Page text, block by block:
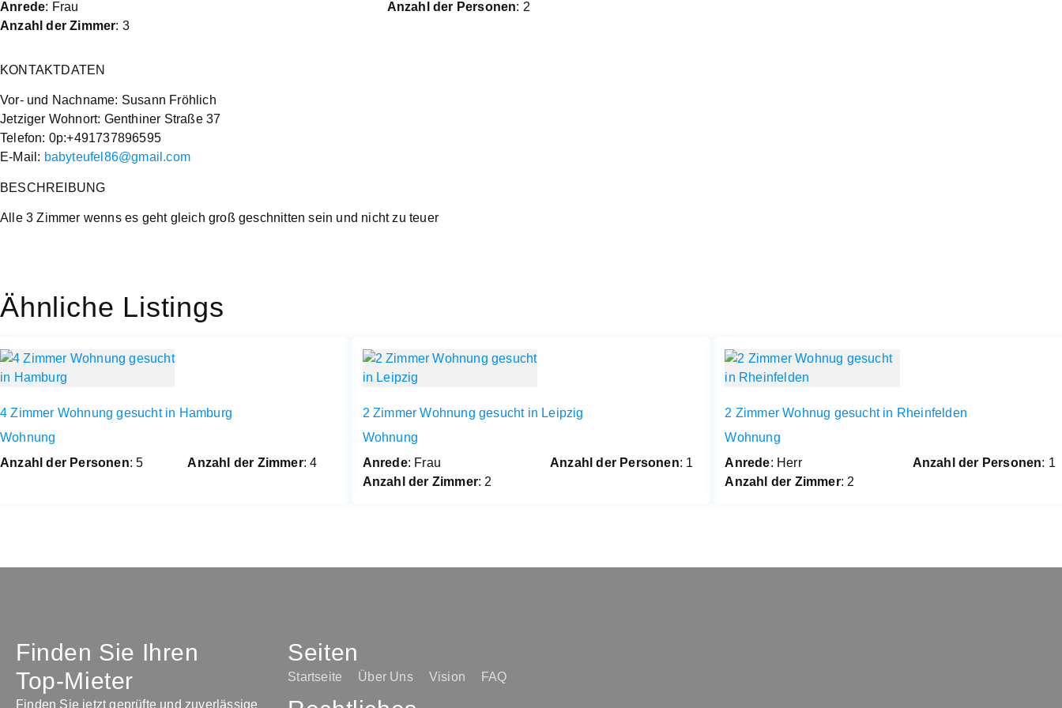
Anrede: Frau Anzahl der Personen: 2
Anzahl der Zimmer: 3
KONTAKTDATEN
Vor- und Nachname: Susann Fröhlich
Jetziger Wohnort: Genthiner Straße 37
Telefon: 0p:+491737896595
E-Mail: babyteufel86@gmail.com
BESCHREIBUNG
Alle 3 Zimmer wenns es geht gleich groß geschnitten sein und nicht zu teuer
Ähnliche Listings
4 Zimmer Wohnung gesucht in Hamburg
Wohnung
Anzahl der Personen: 5 Anzahl der Zimmer: 4
2 Zimmer Wohnung gesucht in Leipzig
Wohnung
Anrede: Frau Anzahl der Personen: 1
Anzahl der Zimmer: 2
2 Zimmer Wohnug gesucht in Rheinfelden
Wohnung
Anrede: Herr Anzahl der Personen: 1
Anzahl der Zimmer: 2
Finden Sie Ihren
Top-Mieter
Finden Sie jetzt geprüfte und zuverlässige
Seiten
Startseite Über Uns Vision FAQ